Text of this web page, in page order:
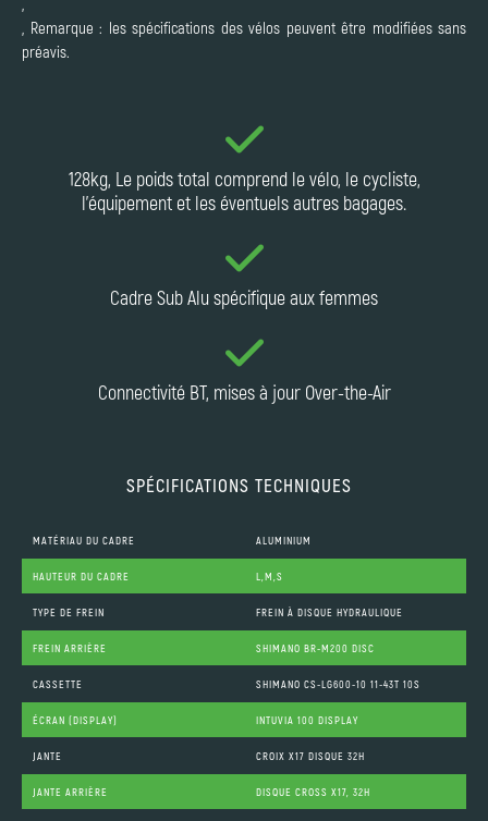
, Remarque : les spécifications des vélos peuvent être modifiées sans
préavis.
128kg, Le poids total comprend le vélo, le cycliste,
l'équipement et les éventuels autres bagages.
Cadre Sub Alu spécifique aux femmes
Connectivité BT, mises à jour Over-the-Air
SPÉCIFICATIONS TECHNIQUES
MATÉRIAU DU CADRE ALUMINIUM
HAUTEUR DU CADRE L,M,S
TYPE DE FREIN FREIN À DISQUE HYDRAULIQUE
FREIN ARRIÈRE SHIMANO BR-M200 DISC
CASSETTE SHIMANO CS-LG600-10 11-43T 10S
ÉCRAN (DISPLAY) INTUVIA 100 DISPLAY
JANTE CROIX X17 DISQUE 32H
JANTE ARRIÈRE DISQUE CROSS X17, 32H